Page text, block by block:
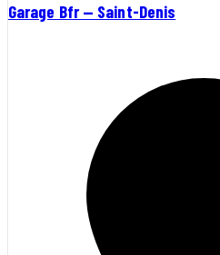
Garage Bfr — Saint-Denis